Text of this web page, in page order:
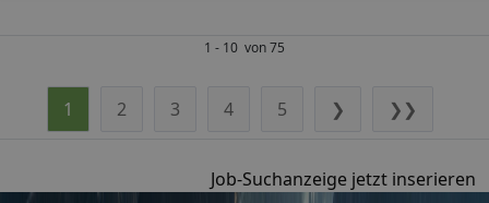
1 - 10 von 75
1 2 3 4 5 ❯ ❯❯
Job-Suchanzeige jetzt inserieren